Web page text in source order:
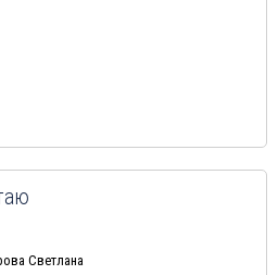
августе
августе
Светлана